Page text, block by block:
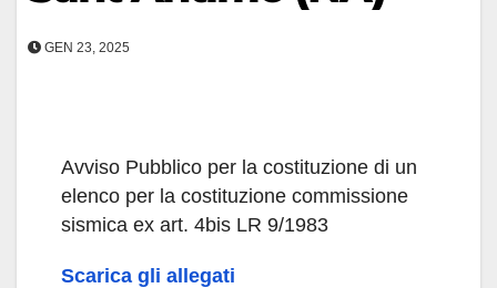
GEN 23, 2025
Avviso Pubblico per la costituzione di un
elenco per la costituzione commissione
sismica ex art. 4bis LR 9/1983
Scarica gli allegati